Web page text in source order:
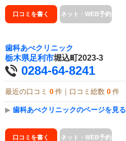
口コミを書く ネット・WEB予約
歯科あべクリニック
栃木県足利市堀込町2023-3
0284-64-8241
最近の口コミ 0 件｜口コミ総数 0 件
▶ 歯科あべクリニックのページを見る
口コミを書く ネット・WEB予約